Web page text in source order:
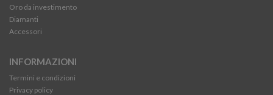
Oro da investimento
Diamanti
Accessori
INFORMAZIONI
Termini e condizioni
Privacy policy